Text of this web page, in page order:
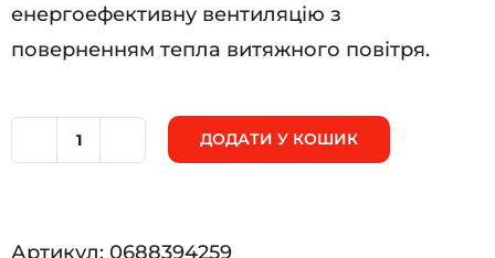
енергоефективну вентиляцію з
поверненням тепла витяжного повітря.
ДОДАТИ У КОШИК
Артикул: 0688394259